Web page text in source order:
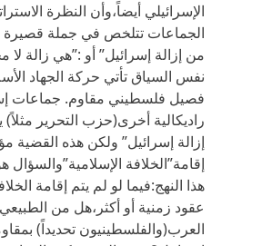
الإسرائيلي أيضاً،وأن النظرة
الجماعات تتلخص في جملة قصيرة
من إزالة إسرائيل” أو :”هي زالة لا
نفس السياق تأتي حركة الجهاد
فصيل فلسطيني مقاوم. جماعات
راديكالية أخرى(حزب التحرير
إزالة إسرائيل” ولكن هذه القضية
إقامة”الخلافة
هذا النهج:فيما لو لم يتم إقامة
عقود زمنية أو أكثر،هل من
العرب(والفلسطينيون تحديداً)